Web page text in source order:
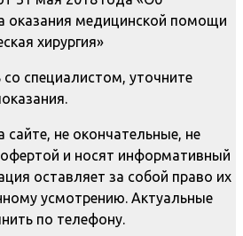
оказания медицинской помощи
хирургия»
со специалистом, уточните
не окончательные, не
и носят информативный
оставляет за собой право их
усмотрению. Актуальные
по телефону.